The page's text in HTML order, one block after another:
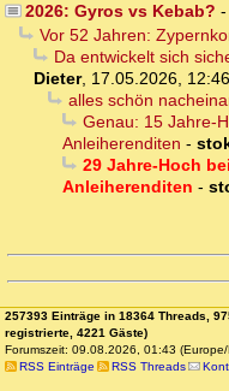
2026: Gyros vs Kebab? -
Vor 52 Jahren:
Da entwickelt sich
Dieter, 17.05.2026, 12:46
alles schön
Genau: 15 Jahre-
Anleiherenditen -
29 Jahre-Hoch
Anleiherenditen -
257393 Einträge in 18364 Threads,
registrierte, 4221 Gäste)
Forumszeit: 09.08.2026, 01:43 (Europe/
RSS Einträge
RSS Threads